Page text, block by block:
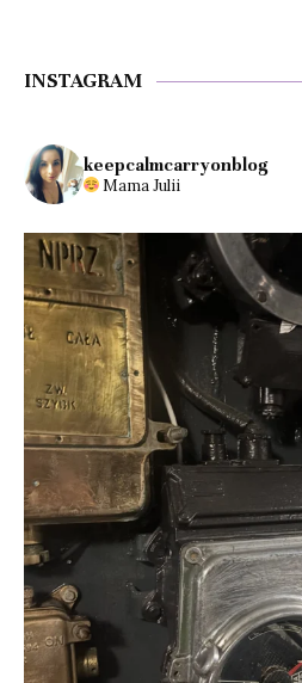
INSTAGRAM
keepcalmcarryonblog
Mama Julii